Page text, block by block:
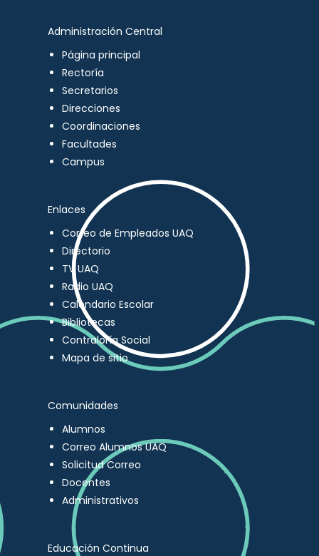
Administración Central
Página principal
Rectoría
Secretarios
Direcciones
Coordinaciones
Facultades
Campus
Enlaces
Correo de Empleados UAQ
Directorio
TV UAQ
Radio UAQ
Calendario Escolar
Bibliotecas
Contraloría Social
Mapa de sitio
Comunidades
Alumnos
Correo Alumnos UAQ
Solicitud Correo
Docentes
Administrativos
Educación Continua